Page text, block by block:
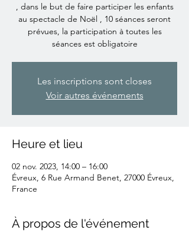
, dans le but de faire participer les enfants
au spectacle de Noël , 10 séances seront
prévues, la participation à toutes les
séances est obligatoire
Les inscriptions sont closes
Voir autres événements
Heure et lieu
02 nov. 2023, 14:00 – 16:00
Évreux, 6 Rue Armand Benet, 27000 Évreux,
France
À propos de l'événement